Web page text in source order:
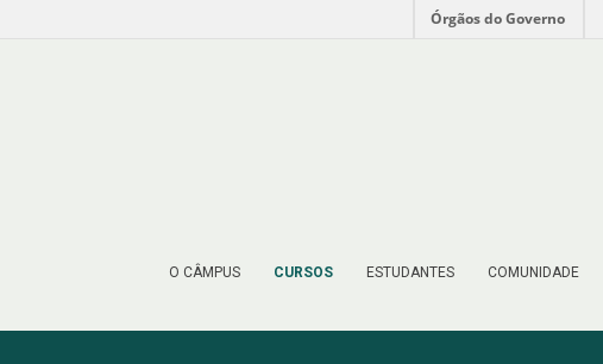
Órgãos do Governo
O CÂMPUS CURSOS ESTUDANTES COMUNIDADE